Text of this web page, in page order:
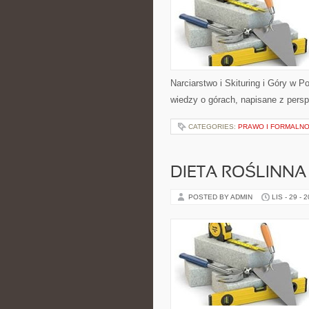
Narciarstwo i Skituring i Góry w
wiedzy o górach, napisane z
CATEGORIES: PRAWO I
DIETA
POSTED BY ADMIN LIS - 29 -